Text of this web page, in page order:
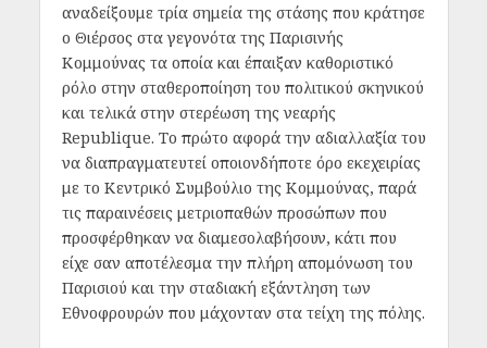
αναδείξουμε τρία σημεία της στάσης που κράτησε
ο Θιέρσος στα γεγονότα της Παρισινής
Κομμούνας τα οποία και έπαιξαν καθοριστικό
ρόλο στην σταθεροποίηση του πολιτικού σκηνικού
και τελικά στην στερέωση της νεαρής
Republique. Το πρώτο αφορά την αδιαλλαξία του
να διαπραγματευτεί οποιονδήποτε όρο εκεχειρίας
με το Κεντρικό Συμβούλιο της Κομμούνας, παρά
τις παραινέσεις μετριοπαθών προσώπων που
προσφέρθηκαν να διαμεσολαβήσουν, κάτι που
είχε σαν αποτέλεσμα την πλήρη απομόνωση του
Παρισιού και την σταδιακή εξάντληση των
Εθνοφρουρών που μάχονταν στα τείχη της πόλης.